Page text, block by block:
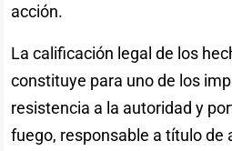
acción.
La calificación legal de los
constituye para uno de los
resistencia a la autoridad y
fuego, responsable a título de